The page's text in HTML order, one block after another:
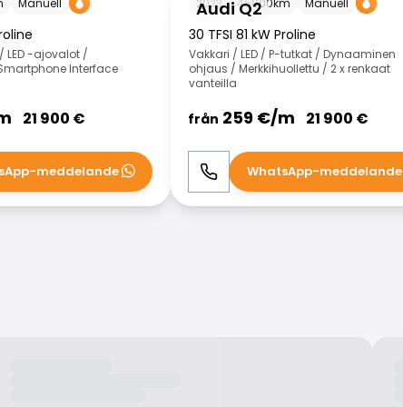
Manuell
LED -ajovalot /
Interface
21 900 €
WhatsApp
meddelande
Audi Q2
2023 45000km Manuell
30 TFSI 81 kW Proline
Vakkari / LED / P-tutkat / Dynaaminen
ohjaus / Merkkihuollettu / 2 x renkaat
vanteilla
från 259 €/m 21 900 €
Ring WhatsApp
WhatsApp-meddelande